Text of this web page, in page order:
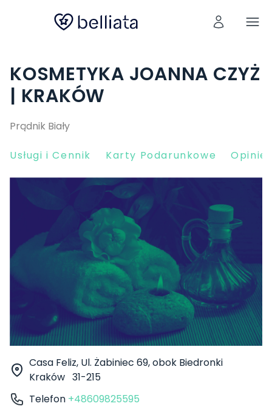
KOSMETYKA JOANNA CZYŻ
| KRAKÓW
Prądnik Biały
Usługi i Cennik Karty Podarunkowe Opinie
Casa Feliz, Ul. Żabiniec 69, obok Biedronki
Kraków 31-215
Telefon +48609825595